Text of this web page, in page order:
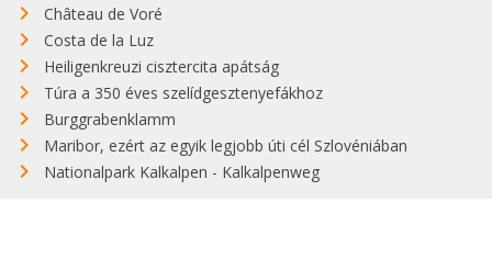
Château de Voré
Costa de la Luz
Heiligenkreuzi cisztercita apátság
Túra a 350 éves szelídgesztenyefákhoz
Burggrabenklamm
Maribor, ezért az egyik legjobb úti cél Szlovéniában
Nationalpark Kalkalpen - Kalkalpenweg